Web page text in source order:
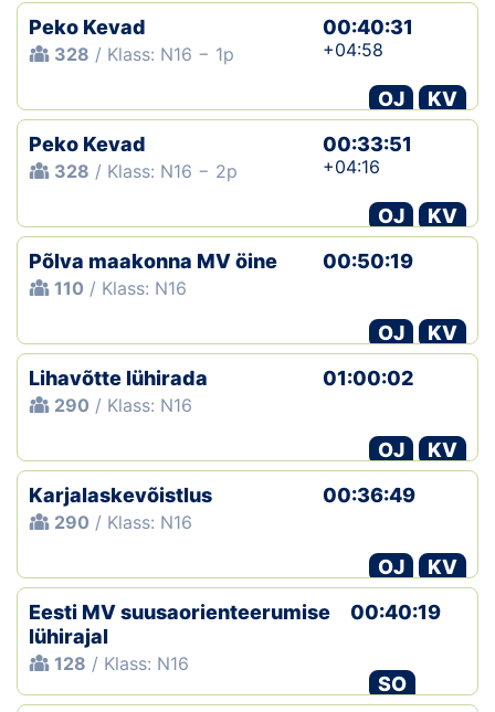
Peko Kevad
328 / Klass: N16 − 1p
00:40:31
+04:58
OJ
KV
Peko Kevad
328 / Klass: N16 − 2p
00:33:51
+04:16
OJ
KV
Põlva maakonna MV öine
110 / Klass: N16
00:50:19
OJ
KV
Lihavõtte lühirada
290 / Klass: N16
01:00:02
OJ
KV
Karjalaskevõistlus
290 / Klass: N16
00:36:49
OJ
KV
Eesti MV suusaorienteerumise
lühirajal
128 / Klass: N16
00:40:19
SO